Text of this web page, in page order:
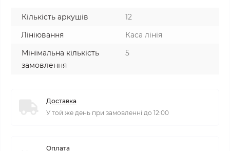
Кількість аркушів
12
Лініювання
Каса лінія
Мінімальна кількість
замовлення
5
Доставка
У той же день при замовленні до 12:00
Оплата